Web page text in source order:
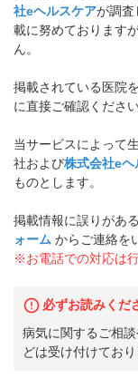
社eヘルスケアが調査
載に努めております
ん。
掲載されている医院
に直接ご確認ください
当サービスによって
社および株式会社eヘ
ものとします。
掲載情報に誤りがあ
ォーム からご連絡を
※お電話での対応は
必ずお読みくだ
病気に関するご相
どは受け付けており